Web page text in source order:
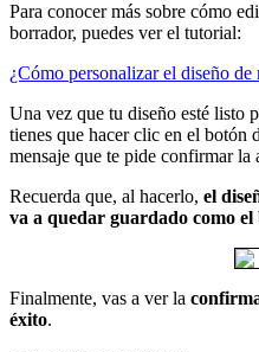
Para conocer más sobre cómo
borrador, puedes ver el tutorial:
¿Cómo personalizar el diseño
Una vez que tu diseño esté listo
tienes que hacer clic en el botón
mensaje que te pide confirmar
Recuerda que, al hacerlo, el
va a quedar guardado como
Finalmente, vas a ver la
éxito.